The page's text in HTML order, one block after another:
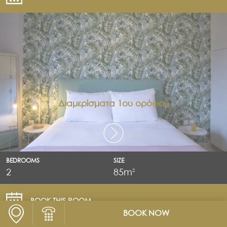
BOOK NOW
Διαμερίσματα 1ου ορόφου
BEDROOMS
2
SIZE
85m2
BOOK THIS ROOM